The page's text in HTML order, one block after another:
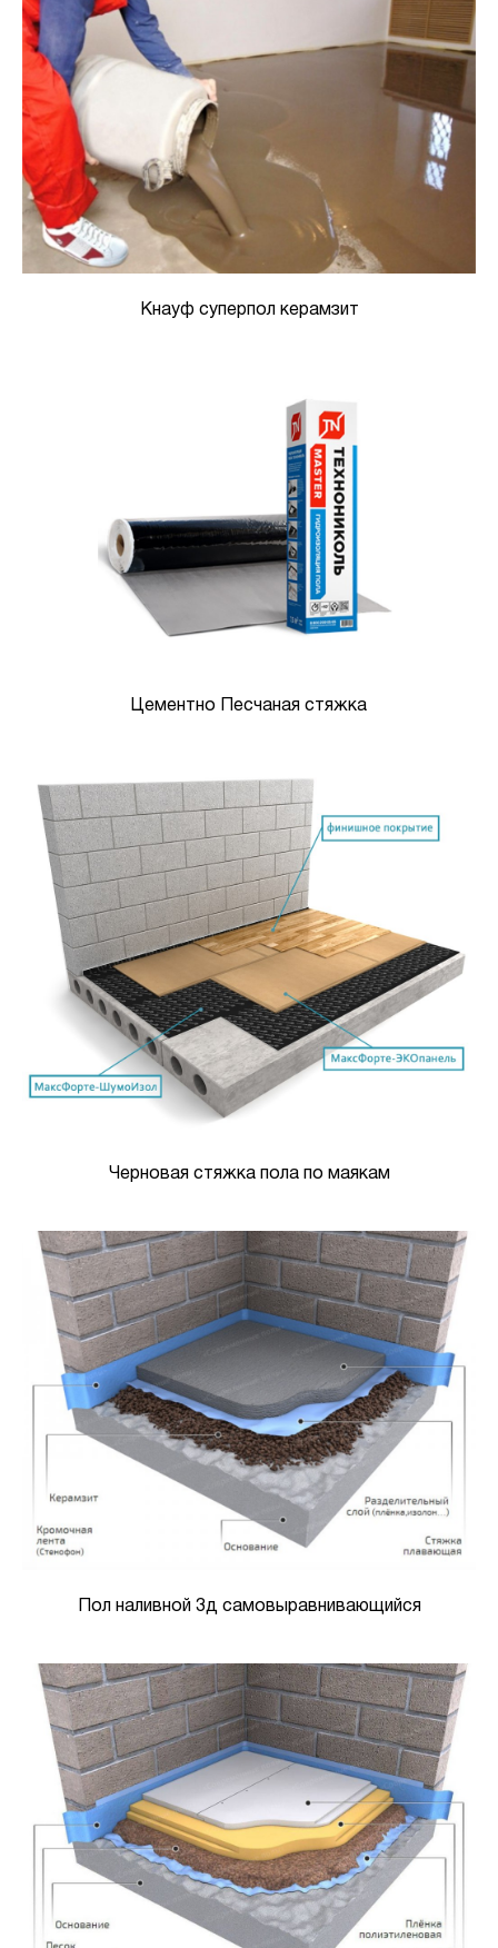
Кнауф суперпол керамзит
Цементно Песчаная стяжка
Черновая стяжка пола по маякам
Пол наливной 3д самовыравнивающийся